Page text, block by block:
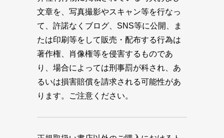
文章を、写真撮影やスキャン等を行なっ
て、許諾なくブログ、SNS等に公開、ま
たは印刷等をして販売・配布する行為は
著作権、肖像権等を侵害するものであ
り、場合によっては刑事罰が科され、あ
るいは損害賠償を請求される可能性があ
ります。ご注意ください。